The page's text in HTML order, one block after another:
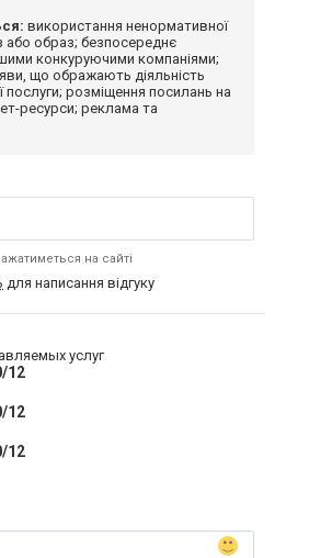
використання ненормативної
або образ; безпосереднє
конкуруючими компаніями;
що ображають діяльність
послуги; розміщення посилань на
ресурси; реклама та
на сайті
для написання відгуку
услуг
12
12
12